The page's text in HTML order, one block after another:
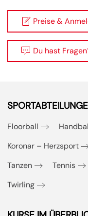
Preise &
Du hast
Floorball
Koronar – Herzsport
Tanzen
Tennis
Twirling